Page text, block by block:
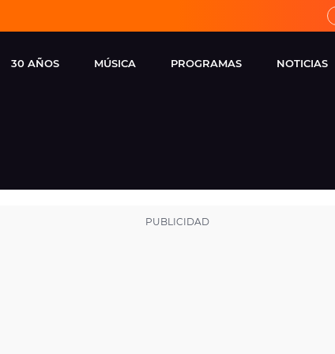
30 AÑOS MÚSICA
FM
PROGRAMAS
VIRALES
NOTICIAS